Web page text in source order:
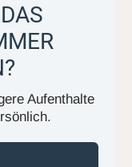
Aufenthalte